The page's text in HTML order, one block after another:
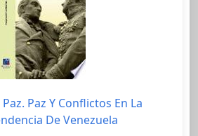
Paz Y Conflictos En La
De Venezuela